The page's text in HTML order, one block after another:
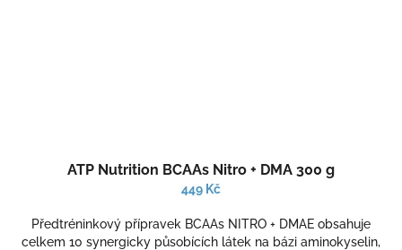
ATP Nutrition BCAAs Nitro + DMA 300 g
449 Kč
Předtréninkový přípravek BCAAs NITRO + DMAE obsahuje
celkem 10 synergicky působících látek na bázi aminokyselin,